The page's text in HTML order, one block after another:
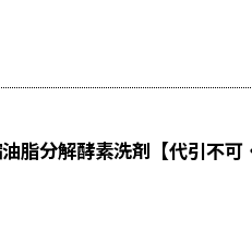
分解酵素洗剤【代引不可